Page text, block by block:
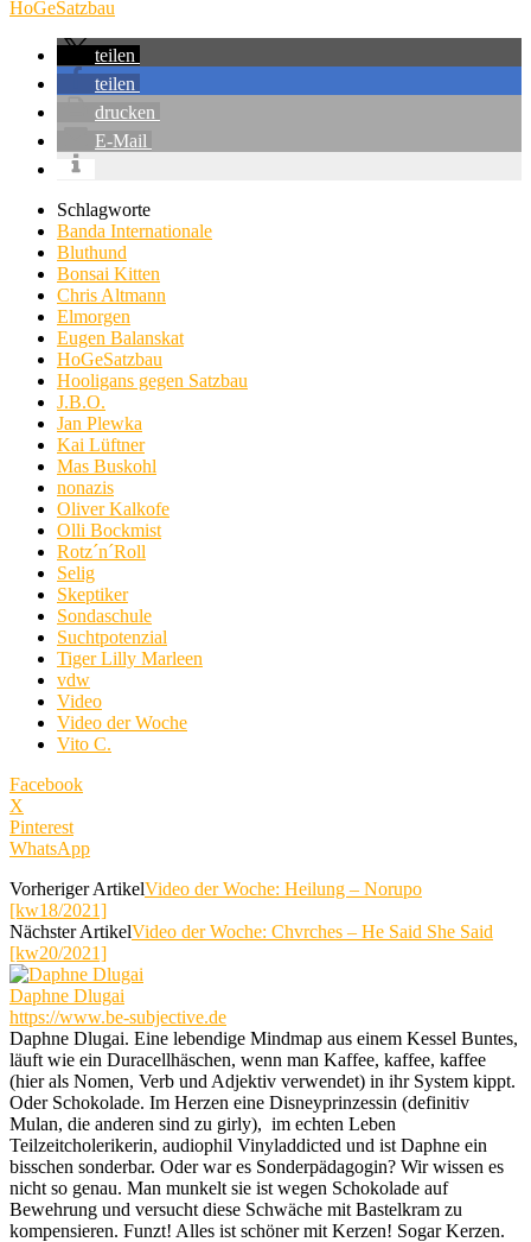
HoGeSatzbau
teilen
teilen
drucken
E-Mail
Schlagworte
Banda Internationale
Bluthund
Bonsai Kitten
Chris Altmann
Elmorgen
Eugen Balanskat
HoGeSatzbau
Hooligans gegen Satzbau
J.B.O.
Jan Plewka
Kai Lüftner
Mas Buskohl
nonazis
Oliver Kalkofe
Olli Bockmist
Rotz´n´Roll
Selig
Skeptiker
Sondaschule
Suchtpotenzial
Tiger Lilly Marleen
vdw
Video
Video der Woche
Vito C.
Facebook
X
Pinterest
WhatsApp
Vorheriger ArtikelVideo der Woche: Heilung – Norupo
[kw18/2021]
Nächster ArtikelVideo der Woche: Chvrches – He Said She Said
[kw20/2021]
Daphne Dlugai
https://www.be-subjective.de
Daphne Dlugai. Eine lebendige Mindmap aus einem Kessel Buntes,
läuft wie ein Duracellhäschen, wenn man Kaffee, kaffee, kaffee
(hier als Nomen, Verb und Adjektiv verwendet) in ihr System kippt.
Oder Schokolade. Im Herzen eine Disneyprinzessin (definitiv
Mulan, die anderen sind zu girly), im echten Leben
Teilzeitcholerikerin, audiophil Vinyladdicted und ist Daphne ein
bisschen sonderbar. Oder war es Sonderpädagogin? Wir wissen es
nicht so genau. Man munkelt sie ist wegen Schokolade auf
Bewehrung und versucht diese Schwäche mit Bastelkram zu
kompensieren. Funzt! Alles ist schöner mit Kerzen! Sogar Kerzen.